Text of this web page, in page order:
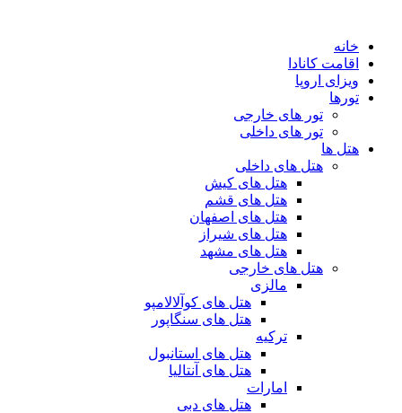
محتوا
خانه
اقامت کانادا
ویزای اروپا
تورها
تور های خارجی
تور های داخلی
هتل ها
هتل های داخلی
هتل های کیش
هتل های قشم
هتل های اصفهان
هتل های شیراز
هتل های مشهد
هتل های خارجی
مالزی
هتل های کوآلالامپو
هتل های سنگاپور
ترکیه
هتل های استانبول
هتل های آنتالیا
امارات
هتل های دبی